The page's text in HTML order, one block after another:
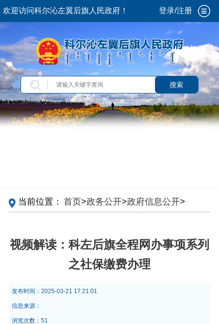
欢迎访问科尔沁左翼后旗人民政府！ 登录/注册
搜索
当前位置： 首页>政务公开>政府信息公开>
定主动公开内容>政策解读>视频解读
视频解读：科左后旗全程网办事项系列
之社保缴费办理
发布时间： 2025-03-21 17:21:01
信息来源：
浏览次数：51